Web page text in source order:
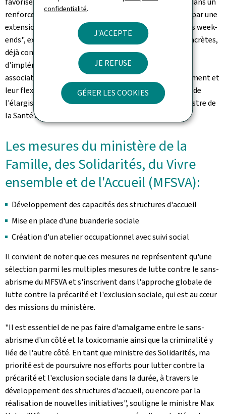
confidentialité.
J'ACCEPTE
JE REFUSE
GÉRER LES COOKIES
renforcement coordonné de ces services, notamment par une
extension des horaires d'accueil, y compris la nuit et les week-
ends", explique Martine Deprez. "Plusieurs mesures concrètes,
déjà conceptualisées en 2024, sont en cours
d'implémentation, et je remercie d'ores et déjà les
associations partenaires concernées pour leur engagement et
leur flexibilité qui permettent la mise en œuvre rapide de
l'élargissement de l'offre des services", conclut la ministre de
la Santé et de la Sécurité sociale.
Les mesures du ministère de la
Famille, des Solidarités, du Vivre
ensemble et de l'Accueil (MFSVA):
Développement des capacités des structures d'accueil
Mise en place d'une buanderie sociale
Création d'un atelier occupationnel avec suivi social
Il convient de noter que ces mesures ne représentent qu'une
sélection parmi les multiples mesures de lutte contre le sans-
abrisme du MFSVA et s'inscrivent dans l'approche globale de
lutte contre la précarité et l'exclusion sociale, qui est au cœur
des missions du ministère.
"Il est essentiel de ne pas faire d'amalgame entre le sans-
abrisme d'un côté et la toxicomanie ainsi que la criminalité y
liée de l'autre côté. En tant que ministre des Solidarités, ma
priorité est de poursuivre nos efforts pour lutter contre la
précarité et l'exclusion sociale dans la durée, à travers le
développement des structures d'accueil, ou encore par la
réalisation de nouvelles initiatives", souligne le ministre Max